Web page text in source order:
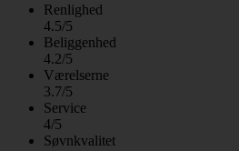
Renlighed
4.5/5
Beliggenhed
4.2/5
Værelserne
3.7/5
Service
4/5
Søvnkvalitet